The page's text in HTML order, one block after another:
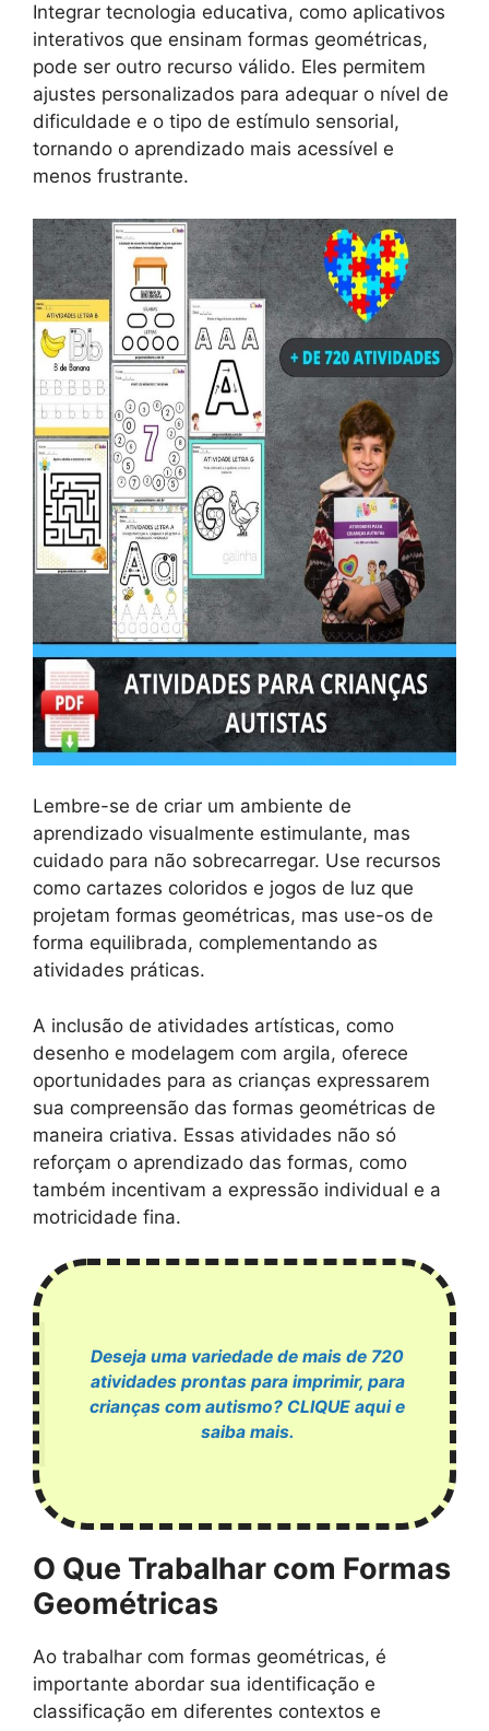
Integrar tecnologia educativa, como aplicativos
interativos que ensinam formas geométricas,
pode ser outro recurso válido. Eles permitem
ajustes personalizados para adequar o nível de
dificuldade e o tipo de estímulo sensorial,
tornando o aprendizado mais acessível e
menos frustrante.
Lembre-se de criar um ambiente de
aprendizado visualmente estimulante, mas
cuidado para não sobrecarregar. Use recursos
como cartazes coloridos e jogos de luz que
projetam formas geométricas, mas use-os de
forma equilibrada, complementando as
atividades práticas.
A inclusão de atividades artísticas, como
desenho e modelagem com argila, oferece
oportunidades para as crianças expressarem
sua compreensão das formas geométricas de
maneira criativa. Essas atividades não só
reforçam o aprendizado das formas, como
também incentivam a expressão individual e a
motricidade fina.
Deseja uma variedade de mais de 720
atividades prontas para imprimir, para
crianças com autismo? CLIQUE aqui e
saiba mais.
O Que Trabalhar com Formas
Geométricas
Ao trabalhar com formas geométricas, é
importante abordar sua identificação e
classificação em diferentes contextos e